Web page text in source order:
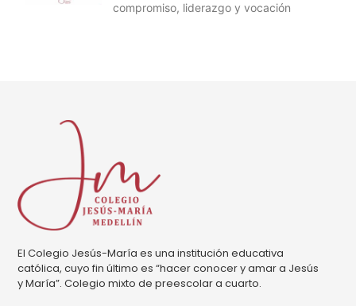
compromiso, liderazgo y vocación
El Colegio Jesús-María es una institución educativa
católica, cuyo fin último es “hacer conocer y amar a Jesús
y María”. Colegio mixto de preescolar a cuarto.